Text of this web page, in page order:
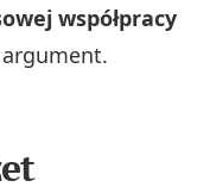
współpracy